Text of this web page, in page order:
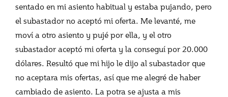
sentado en mi asiento habitual y estaba pujando, pero
el subastador no aceptó mi oferta. Me levanté, me
moví a otro asiento y pujé por ella, y el otro
subastador aceptó mi oferta y la conseguí por 20.000
dólares. Resultó que mi hijo le dijo al subastador que
no aceptara mis ofertas, así que me alegré de haber
cambiado de asiento. La potra se ajusta a mis